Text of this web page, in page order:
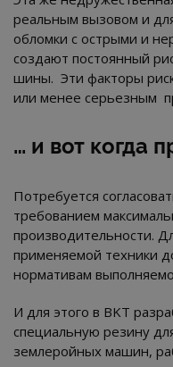
реальным вызовом и
обломки с острыми и
создают постоянный
шины. Эти факторы
или менее серьезным
… и вот когда
Потребуется
требованием
производительности.
применяемой техники
нормативам
И для этого в BKT
специальную резину
землеройных машин,